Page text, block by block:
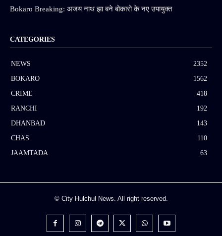
Bokaro Breaking: अजय नाथ झा बने बोकारो के नए उपायुक्त
CATEGORIES
NEWS
2352
BOKARO
1562
CRIME
418
RANCHI
192
DHANBAD
143
CHAS
110
JAAMTADA
63
© City Hulchul News. All right reserved.